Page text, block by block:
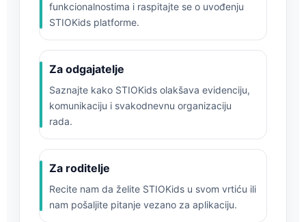
funkcionalnostima i raspitajte se o uvođenju
STIOKids platforme.
Za odgajatelje
Saznajte kako STIOKids olakšava evidenciju,
komunikaciju i svakodnevnu organizaciju
rada.
Za roditelje
Recite nam da želite STIOKids u svom vrtiću ili
nam pošaljite pitanje vezano za aplikaciju.